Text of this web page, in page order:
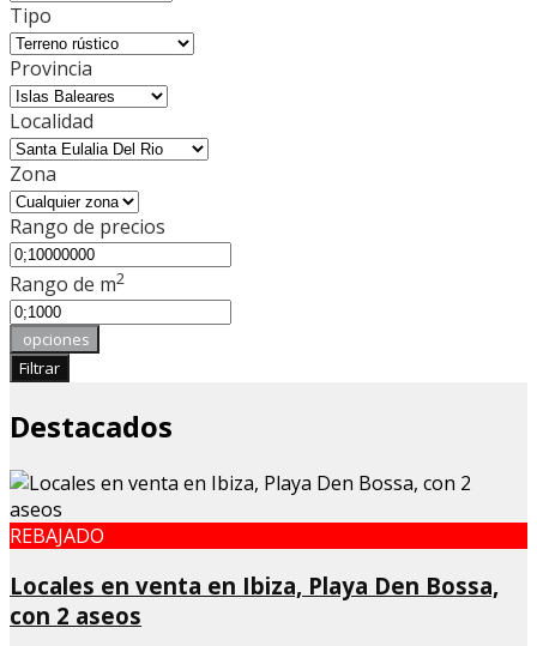
Tipo
Provincia
Localidad
Zona
Rango de precios
Rango de m2
opciones
Filtrar
Destacados
REBAJADO
Locales en venta en Ibiza, Playa Den Bossa,
con 2 aseos